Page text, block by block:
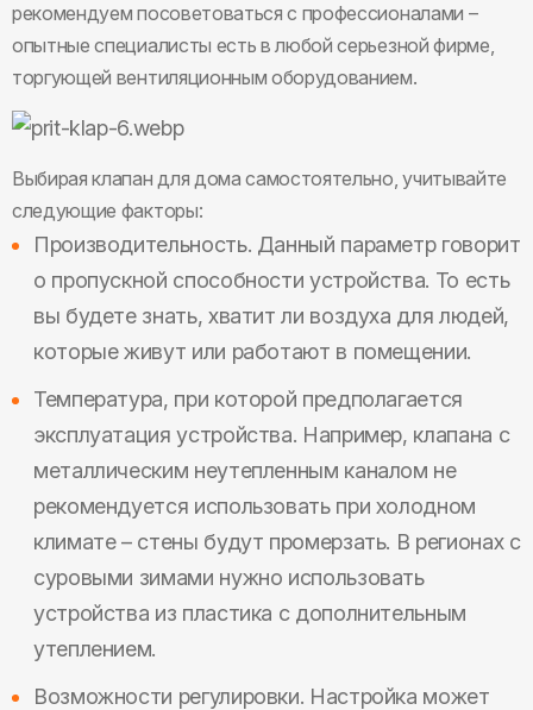
рекомендуем посоветоваться с профессионалами –
опытные специалисты есть в любой серьезной фирме,
торгующей вентиляционным оборудованием.
Выбирая клапан для дома самостоятельно, учитывайте
следующие факторы:
Производительность. Данный параметр говорит
о пропускной способности устройства. То есть
вы будете знать, хватит ли воздуха для людей,
которые живут или работают в помещении.
Температура, при которой предполагается
эксплуатация устройства. Например, клапана с
металлическим неутепленным каналом не
рекомендуется использовать при холодном
климате – стены будут промерзать. В регионах с
суровыми зимами нужно использовать
устройства из пластика с дополнительным
утеплением.
Возможности регулировки. Настройка может